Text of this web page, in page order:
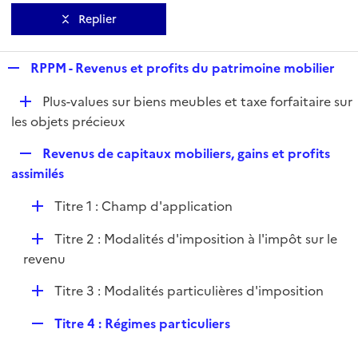
Replier
p
l
r
RPPM - Revenus et profits du patrimoine mobilier
D
é
i
e
r
Plus-values sur biens meubles et taxe forfaitaire sur
les objets précieux
e
l
i
e
r
Revenus de capitaux mobiliers, gains et profits
assimilés
D
l
Titre 1 : Champ d'application
D
é
Titre 2 : Modalités d'imposition à l'impôt sur le
revenu
DTitre 3 : Modalités particulières d'imposition
Titre 4 : Régimes particuliers